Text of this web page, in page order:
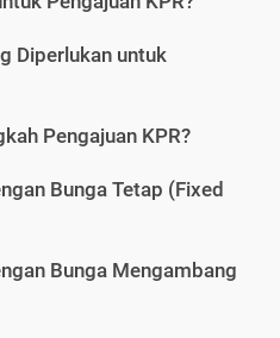
Diperlukan untuk
Pengajuan KPR?
Bunga Tetap (Fixed
Bunga Mengambang